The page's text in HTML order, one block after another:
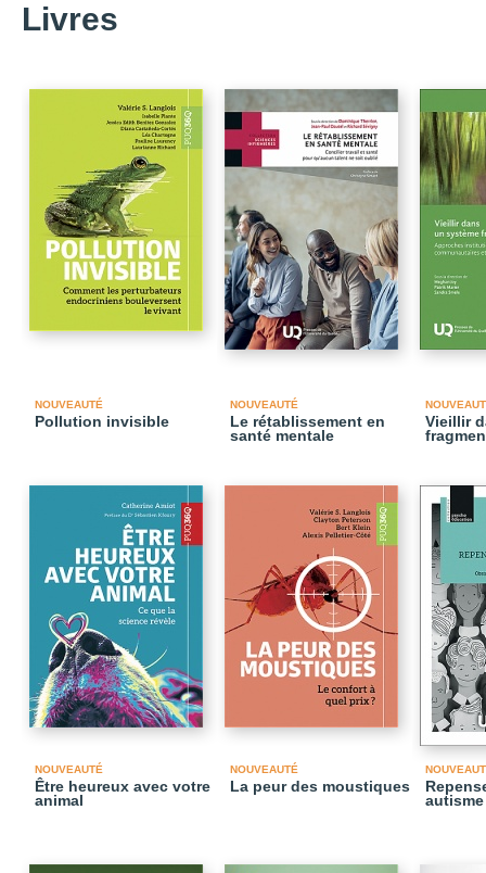
Livres
NOUVEAUTÉ
Pollution invisible
NOUVEAUTÉ
Le rétablissement en
santé mentale
Vieillir
NOUVEAUTÉ
Être heureux avec votre
animal
NOUVEAUTÉ
La peur des moustiques
autisme